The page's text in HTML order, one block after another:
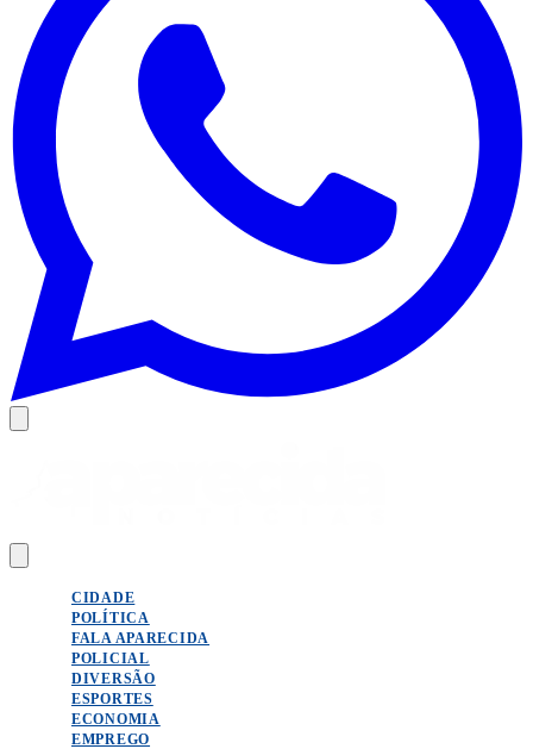
CIDADE
POLÍTICA
FALA APARECIDA
POLICIAL
DIVERSÃO
ESPORTES
ECONOMIA
EMPREGO